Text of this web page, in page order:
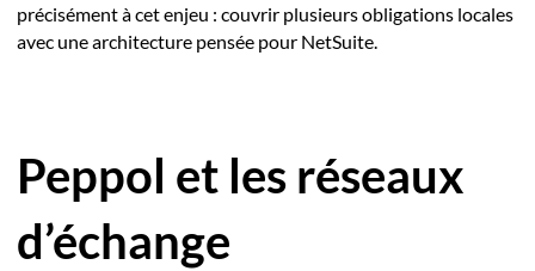
précisément à cet enjeu : couvrir plusieurs obligations locales
avec une architecture pensée pour NetSuite.
Peppol et les réseaux
d’échange